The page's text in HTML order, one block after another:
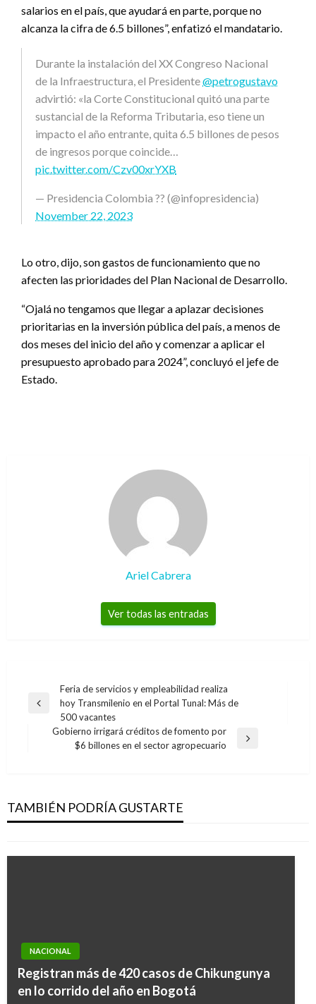
salarios en el país, que ayudará en parte, porque no
alcanza la cifra de 6.5 billones”, enfatizó el mandatario.
Durante la instalación del XX Congreso Nacional
de la Infraestructura, el Presidente@petrogustavo
advirtió: «la Corte Constitucional quitó una parte
sustancial de la Reforma Tributaria, eso tiene un
impacto el año entrante, quita 6.5 billones de pesos
de ingresos porque coincide…
pic.twitter.com/Czv00xrYXB
— Presidencia Colombia ?? (@infopresidencia)
November 22, 2023
Lo otro, dijo, son gastos de funcionamiento que no
afecten las prioridades del Plan Nacional de Desarrollo.
“Ojalá no tengamos que llegar a aplazar decisiones
prioritarias en la inversión pública del país, a menos de
dos meses del inicio del año y comenzar a aplicar el
presupuesto aprobado para 2024”, concluyó el jefe de
Estado.
Ariel Cabrera
Ver todas las entradas
Navegación
de
entradas
Entrada
Feria de servicios y empleabilidad realiza
hoy Transmilenio en el Portal Tunal: Más de
500 vacantes
Gobierno irrigará créditos de fomento por
$6 billones en el sector agropecuario
TAMBIÉN PODRÍA GUSTARTE
panelero
Giovanni Alarcón M. miércoles mayo 15, 2019
NACIONAL
Registran más de 420 casos de Chikungunya
en lo corrido del año en Bogotá